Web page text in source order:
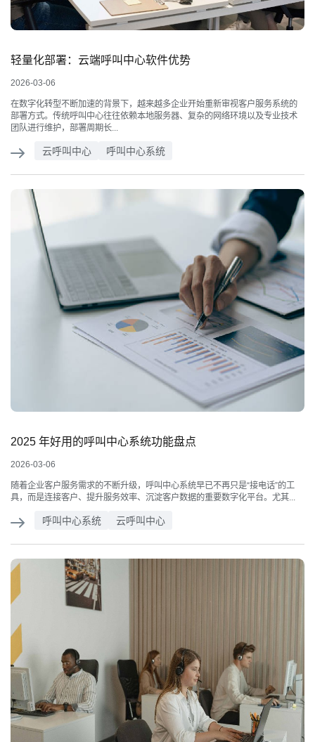
轻量化部署：云端呼叫中心软件优势
2026-03-06
在数字化转型不断加速的背景下，越来越多企业开始重新审视客户服务系统的
部署方式。传统呼叫中心往往依赖本地服务器、复杂的网络环境以及专业技术
团队进行维护，部署周期长...
云呼叫中心 呼叫中心系统
2025 年好用的呼叫中心系统功能盘点
2026-03-06
随着企业客户服务需求的不断升级，呼叫中心系统早已不再只是“接电话”的工
具，而是连接客户、提升服务效率、沉淀客户数据的重要数字化平台。尤其...
呼叫中心系统 云呼叫中心